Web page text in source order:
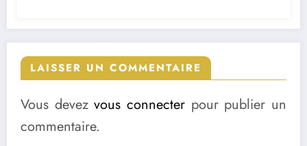
LAISSER UN COMMENTAIRE
Vous devezvous connecter pour publier un
commentaire.